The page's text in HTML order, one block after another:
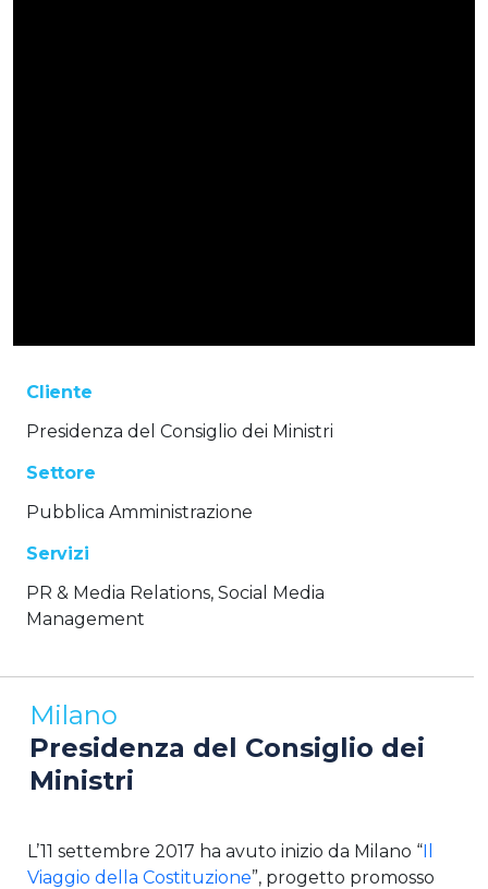
Cliente
Presidenza del Consiglio dei Ministri
Settore
Pubblica Amministrazione
Servizi
PR & Media Relations, Social Media
Management
Milano
Presidenza del Consiglio dei
Ministri
L’11 settembre 2017 ha avuto inizio da Milano “Il
Viaggio della Costituzione”, progetto promosso